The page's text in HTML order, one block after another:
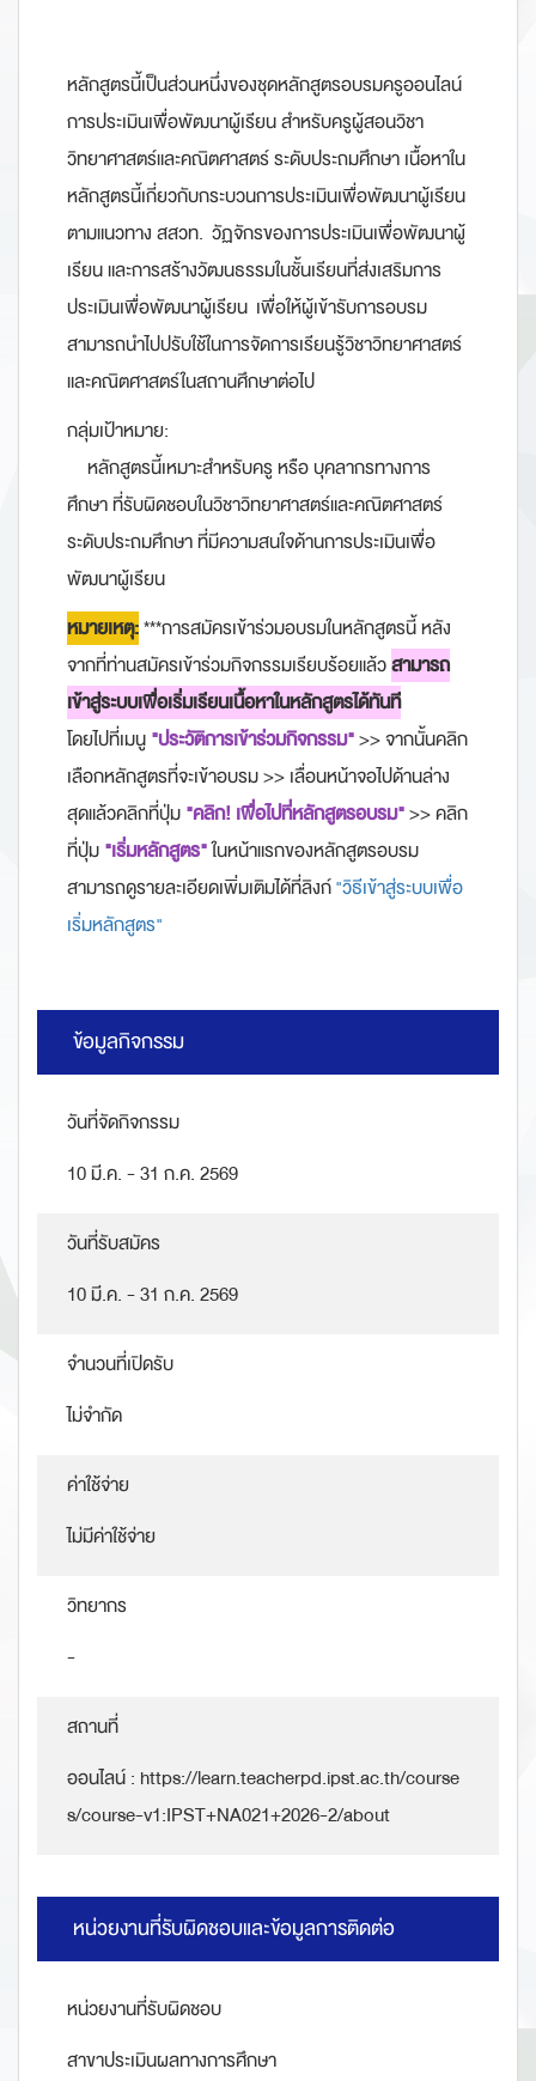
หลักสูตรนี้เป็นส่วนหนึ่งของชุดหลักสูตรอบรมครูออนไลน์
การประเมินเพื่อพัฒนาผู้เรียน สำหรับครูผู้สอนวิชา
วิทยาศาสตร์และคณิตศาสตร์ ระดับประถมศึกษา เนื้อหาใน
หลักสูตรนี้เกี่ยวกับกระบวนการประเมินเพื่อพัฒนาผู้เรียน
ตามแนวทาง สสวท. วัฏจักรของการประเมินเพื่อพัฒนาผู้
เรียน และการสร้างวัฒนธรรมในชั้นเรียนที่ส่งเสริมการ
ประเมินเพื่อพัฒนาผู้เรียน เพื่อให้ผู้เข้ารับการอบรม
สามารถนำไปปรับใช้ในการจัดการเรียนรู้วิชาวิทยาศาสตร์
และคณิตศาสตร์ในสถานศึกษาต่อไป
กลุ่มเป้าหมาย:
หลักสูตรนี้เหมาะสำหรับครู หรือ บุคลากรทางการ
ศึกษา ที่รับผิดชอบในวิชาวิทยาศาสตร์และคณิตศาสตร์
ระดับประถมศึกษา ที่มีความสนใจด้านการประเมินเพื่อ
พัฒนาผู้เรียน
หมายเหตุ:***การสมัครเข้าร่วมอบรมในหลักสูตรนี้ หลัง
จากที่ท่านสมัครเข้าร่วมกิจกรรมเรียบร้อยแล้วสามารถ
เข้าสู่ระบบเพื่อเริ่มเรียนเนื้อหาในหลักสูตรได้ทันที
โดยไปที่เมนู"ประวัติการเข้าร่วมกิจกรรม">> จากนั้นคลิก
เลือกหลักสูตรที่จะเข้าอบรม >> เลื่อนหน้าจอไปด้านล่าง
สุดแล้วคลิกที่ปุ่ม"คลิก! เพื่อไปที่หลักสูตรอบรม">> คลิก
ที่ปุ่ม"เริ่มหลักสูตร"ในหน้าแรกของหลักสูตรอบรม
สามารถดูรายละเอียดเพิ่มเติมได้ที่ลิงก์"วิธีเข้าสู่ระบบเพื่อ
เริ่มหลักสูตร"
ข้อมูลกิจกรรม
วันที่จัดกิจกรรม
10 มี.ค. - 31 ก.ค. 2569
วันที่รับสมัคร
10 มี.ค. - 31 ก.ค. 2569
จำนวนที่เปิดรับ
ไม่จำกัด
ค่าใช้จ่าย
ไม่มีค่าใช้จ่าย
วิทยากร
-
สถานที่
ออนไลน์ : https://learn.teacherpd.ipst.ac.th/course
s/course-v1:IPST+NA021+2026-2/about
หน่วยงานที่รับผิดชอบและข้อมูลการติดต่อ
หน่วยงานที่รับผิดชอบ
สาขาประเมินผลทางการศึกษา